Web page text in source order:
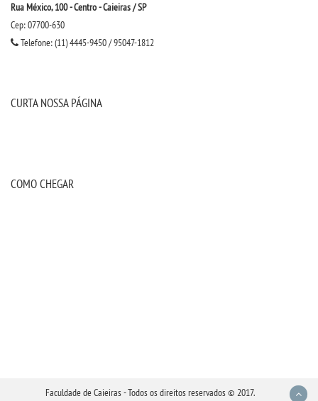
Rua México, 100 - Centro - Caieiras / SP
Cep: 07700-630
Telefone: (11) 4445-9450 / 95047-1812
CURTA NOSSA PÁGINA
COMO CHEGAR
Faculdade de Caieiras - Todos os direitos reservados © 2017.